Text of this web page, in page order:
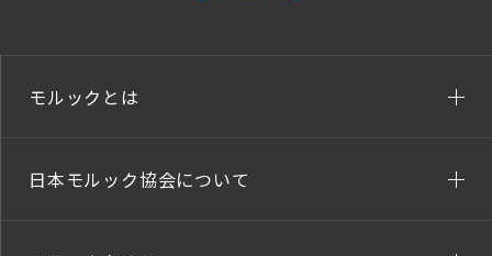
モルックとは
日本モルック協会について